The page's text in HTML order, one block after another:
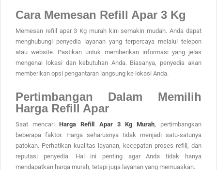
Cara Memesan Refill Apar 3 Kg
Memesan refill apar 3 Kg murah kini semakin mudah. Anda dapat
menghubungi penyedia layanan yang terpercaya melalui telepon
atau website. Pastikan untuk memberikan informasi yang jelas
mengenai lokasi dan kebutuhan Anda. Biasanya, penyedia akan
memberikan opsi pengantaran langsung ke lokasi Anda.
Pertimbangan Dalam Memilih
Harga Refill Apar
Saat mencariHarga Refill Apar 3 Kg Murah, pertimbangkan
beberapa faktor. Harga seharusnya tidak menjadi satu-satunya
patokan. Perhatikan kualitas layanan, kecepatan proses refill, dan
reputasi penyedia. Hal ini penting agar Anda tidak hanya
mendapatkan harga murah, tetapi juga layanan yang memuaskan.